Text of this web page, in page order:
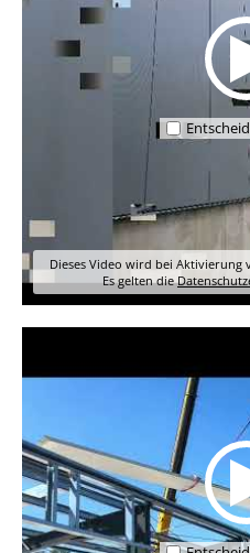
Dieses Video wird bei Aktivierung
Es gelten die